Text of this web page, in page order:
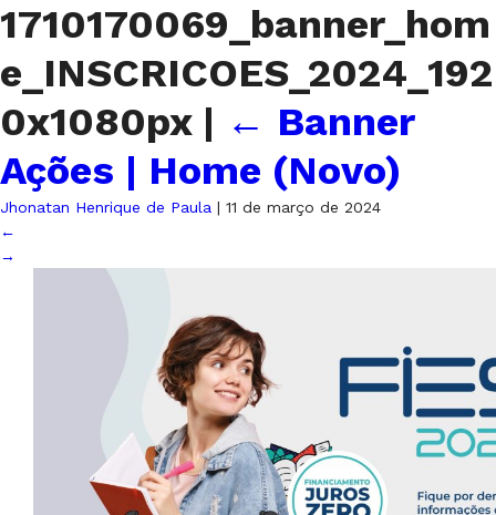
1710170069_banner_hom
e_INSCRICOES_2024_192
0x1080px | ← Banner
Ações | Home (Novo)
Jhonatan Henrique de Paula | 11 de março de 2024
←
→